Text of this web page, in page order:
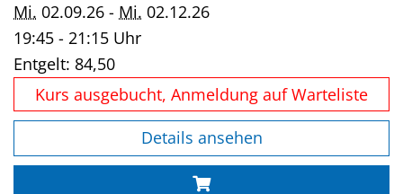
Mi. 02.09.26 - Mi. 02.12.26
19:45 - 21:15 Uhr
Entgelt: 84,50
Kurs ausgebucht, Anmeldung auf Warteliste
Details ansehen